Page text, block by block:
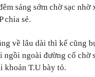
sáng sớm chờ sạc
chia sẻ.
về lâu dài thì kể cũng
ngồi ngoài đường cố chờ
khoản T.U bày tỏ.